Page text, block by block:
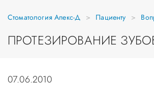
Стоматология Апекс-Д Пациенту
ПРОТЕЗИРОВАНИЕ
07.06.2010